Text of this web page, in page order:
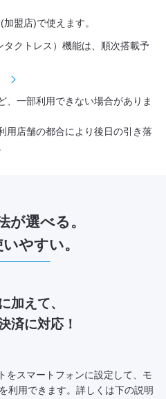
盟店)で使えます。
クトレス）機能は、順次搭載予
、一部利用できない場合がありま
用店舗の都合により後日の引き落
が選べる。
やすい。
加えて、
済に対応！
をスマートフォンに設定して、モ
利用できます。 詳しくは下の説明